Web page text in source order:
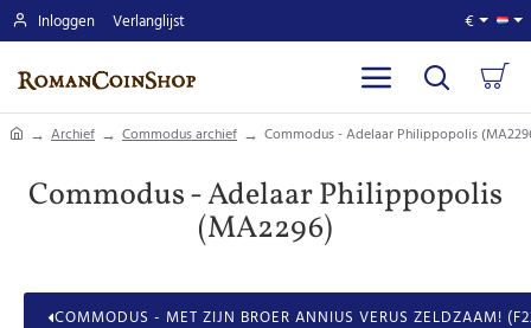
Inloggen Verlanglijst €
homeArchief Commodus archief Commodus - Adelaar Philippopolis
Commodus - Adelaar Philippopolis
(MA2296)
COMMODUS - MET ZIJN BROER ANNIUS VERUS ZELDZAAM!